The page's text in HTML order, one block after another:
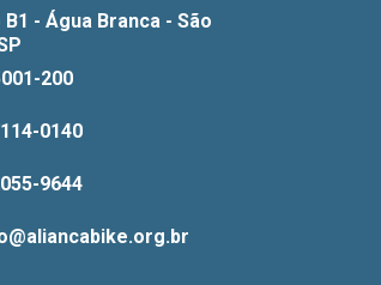
- Água Branca - São
200
0140
9644